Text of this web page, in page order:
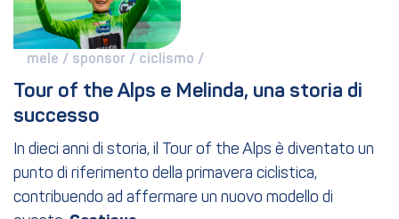
mele / sponsor / ciclismo /
Tour of the Alps e Melinda, una storia di
successo
In dieci anni di storia, il Tour of the Alps è diventato un
punto di riferimento della primavera ciclistica,
contribuendo ad affermare un nuovo modello di